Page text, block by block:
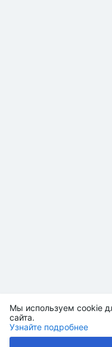
Мы используем cookie
сайта.
Узнайте подробнее